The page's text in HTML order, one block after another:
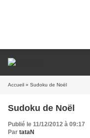
Accueil » Sudoku de Noël
Sudoku de Noël
Publié le 11/12/2012 à 09:17
Par tataN